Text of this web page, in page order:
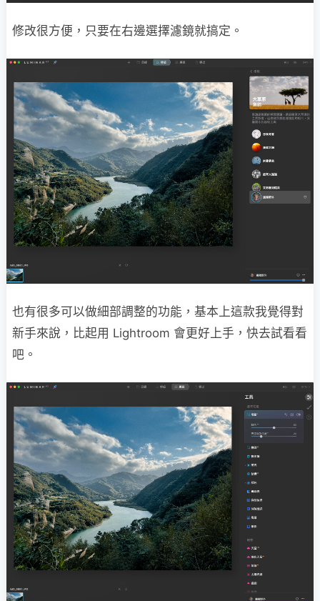
修改很方便，只要在右邊選擇濾鏡就搞定。
也有很多可以做細部調整的功能，基本上這款我覺得對
新手來說，比起用 Lightroom 會更好上手，快去試看看
吧。